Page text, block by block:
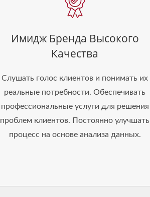
Имидж Бренда Высокого
Качества
Слушать голос клиентов и понимать их
реальные потребности. Обеспечивать
профессиональные услуги для решения
проблем клиентов. Постоянно улучшать
процесс на основе анализа данных.